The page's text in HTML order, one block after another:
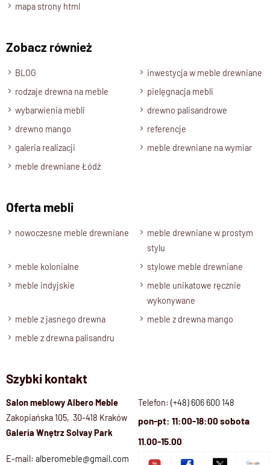
mapa strony html
Zobacz również
BLOG
inwestycja w meble drewniane
rodzaje drewna na meble
pielęgnacja mebli
wybarwienia mebli
drewno palisandrowe
drewno mango
referencje
galeria realizacji
meble drewniane na wymiar
meble drewniane Łódź
Oferta mebli
nowoczesne meble drewniane
meble drewniane w prostym
stylu
meble kolonialne
stylowe meble drewniane
meble indyjskie
meble unikatowe ręcznie
wykonywane
meble z jasnego drewna
meble z drewna mango
meble z drewna palisandru
Szybki kontakt
Salon meblowy Albero Meble
Zakopiańska 105, 30-418 Kraków
Galeria Wnętrz Solvay Park
Telefon: (+48) 606 600 148
pon-pt: 11:00-18:00 sobota
11.00-15.00
E-mail: alberomeble@gmail.com